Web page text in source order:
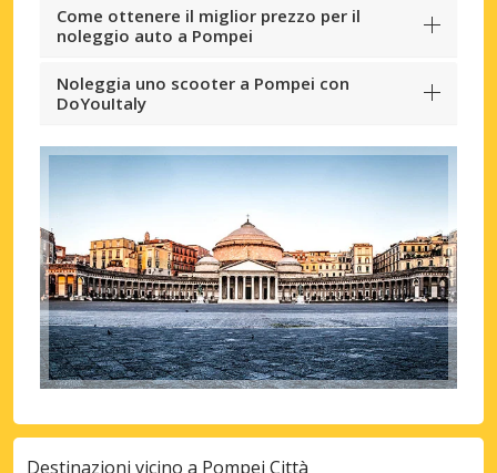
Come ottenere il miglior prezzo per il
noleggio auto a Pompei
Noleggia uno scooter a Pompei con
DoYouItaly
Destinazioni vicino a Pompei Città